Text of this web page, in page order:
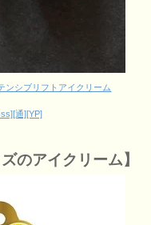
ンシブリフトアイクリーム
通][YP]
のアイクリーム】